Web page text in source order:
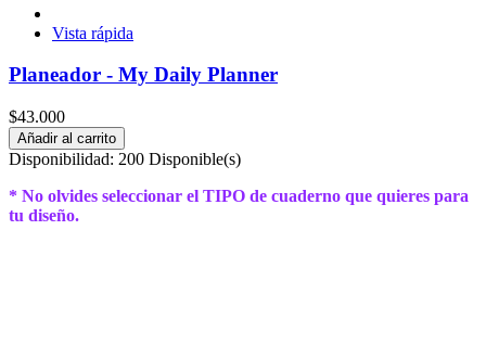
Vista rápida
Planeador - My Daily Planner
$43.000
Añadir al carrito
Disponibilidad: 200 Disponible(s)
* No olvides seleccionar el TIPO de cuaderno que quieres para
tu diseño.